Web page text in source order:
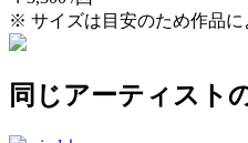
※ サイズは目安のため作品に
同じアーティスト